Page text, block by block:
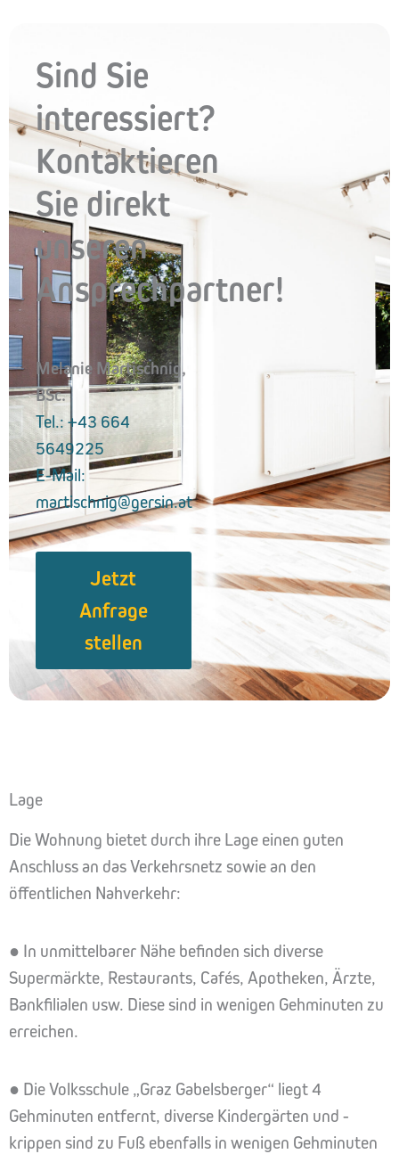
Sind Sie
interessiert?
Kontaktieren
Sie direkt
unseren
Ansprechpartner!
Melanie Martischnig,
BSc.
Tel.: +43 664
5649225
E-Mail:
martischnig@gersin.at
Jetzt
Anfrage
stellen
Lage
Die Wohnung bietet durch ihre Lage einen guten
Anschluss an das Verkehrsnetz sowie an den
öffentlichen Nahverkehr:
● In unmittelbarer Nähe befinden sich diverse
Supermärkte, Restaurants, Cafés, Apotheken, Ärzte,
Bankfilialen usw. Diese sind in wenigen Gehminuten zu
erreichen.
● Die Volksschule „Graz Gabelsberger“ liegt 4
Gehminuten entfernt, diverse Kindergärten und -
krippen sind zu Fuß ebenfalls in wenigen Gehminuten